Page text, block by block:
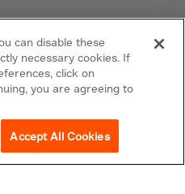
Bekaert.com
can disable these
necessary cookies. If
click on
you are agreeing to
Accept All Cookies